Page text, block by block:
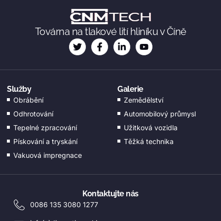
Továrna na tlakové lití hliníku v Číně
Služby
Obrábění
Odhrotování
Tepelné zpracování
Pískování a tryskání
Vakuová impregnace
Galerie
Zemědělství
Automobilový průmysl
Užitková vozidla
Těžká technika
Kontaktujte nás
0086 135 3080 1277
RU
TR
AR